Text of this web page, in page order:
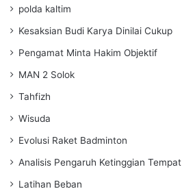
polda kaltim
Kesaksian Budi Karya Dinilai Cukup
Pengamat Minta Hakim Objektif
MAN 2 Solok
Tahfizh
Wisuda
Evolusi Raket Badminton
Analisis Pengaruh Ketinggian Tempat
Latihan Beban